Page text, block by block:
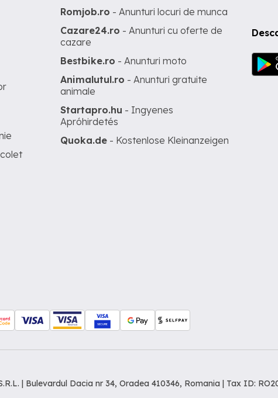
Romjob.ro - Anunturi locuri de munca
Cazare24.ro - Anunturi cu oferte de
cazare
Bestbike.ro - Anunturi moto
Animalutul.ro - Anunturi gratuite
animale
Startapro.hu - Ingyenes
Apróhirdetés
Quoka.de - Kostenlose Kleinanzeigen
| Bulevardul Dacia nr 34, Oradea 410346, Romania | Tax ID: